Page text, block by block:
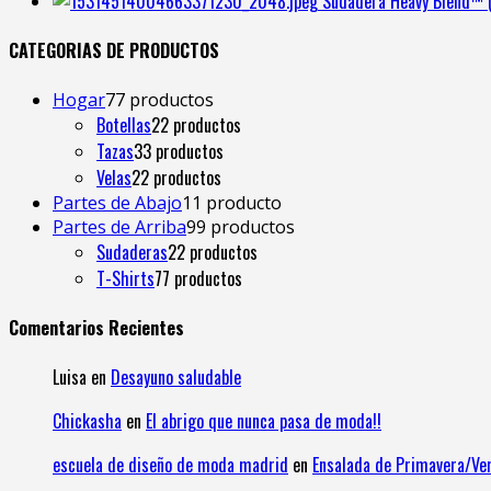
CATEGORIAS DE PRODUCTOS
Hogar77 productos
Botellas22 productos
Tazas33 productos
Velas22 productos
Partes de Abajo1 1 producto
Partes de Arriba99 productos
Sudaderas22 productos
T-Shirts77 productos
Comentarios Recientes
Luisa en Desayuno saludable
Chickasha en El abrigo que nunca pasa de moda!!
escuela de diseño de moda madrid en Ensalada de Primavera/